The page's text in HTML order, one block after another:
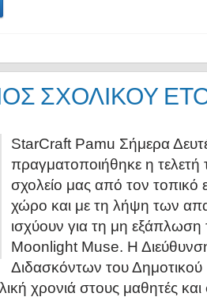
ΣΧΟΛΙΚΟΥ
StarCraft Pamu Σήμερα
πραγματοποιήθηκε η τελετή
σχολείο μας από τον τοπικό
χώρο και με τη λήψη των
ισχύουν για τη μη εξάπλωση
Moonlight Muse. Η
Διδασκόντων του Δημοτικού
χρονιά στους μαθητές